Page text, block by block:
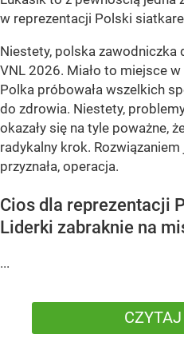
w reprezentacji Polski
Niestety, polska zawodniczka
VNL 2026. Miało to miejsce
Polka próbowała wszelkich
do zdrowia. Niestety,
okazały się na tyle poważne,
radykalny krok.
przyznała, operacja.
Cios dla reprezentacji
Liderki zabraknie na
...